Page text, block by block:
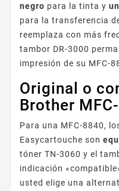
negro para la tinta y
para la transferencia
reemplaza con más
tambor DR-3000
impresión de su MFC-
Original o
Brother
Para una MFC-8840,
Easycartouche son
tóner TN-3060 y el
indicación
usted elige una